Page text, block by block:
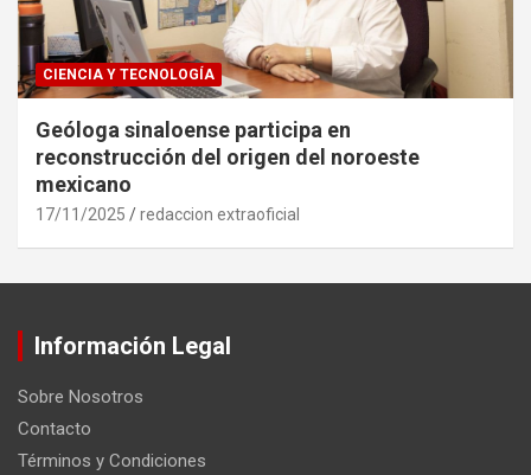
CIENCIA Y TECNOLOGÍA
Geóloga sinaloense participa en
reconstrucción del origen del noroeste
mexicano
17/11/2025 redaccion extraoficial
Información Legal
Sobre Nosotros
Contacto
Términos y Condiciones